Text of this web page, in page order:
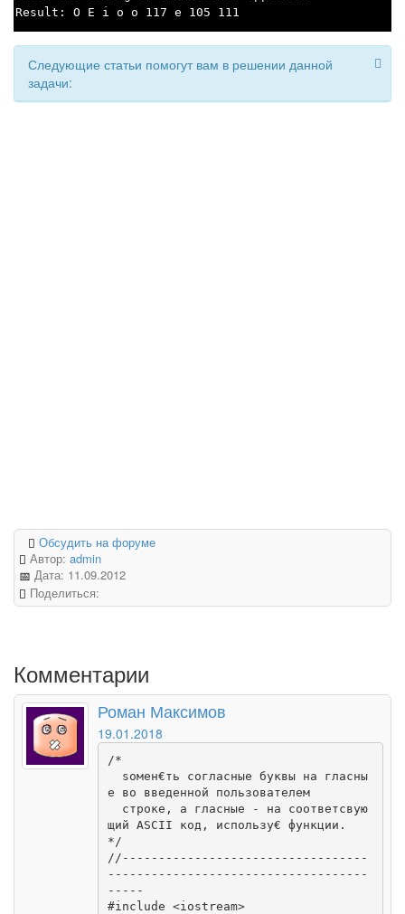
Result: O E i o o 117 e 105 111
Следующие статьи помогут вам в решении данной
задачи:
Обсудить на форуме
Автор: admin
Дата: 11.09.2012
Поделиться:
Комментарии
Роман Максимов
19.01.2018
/*
е во введенной пользователем
щий ASCII код, использу€ функции.
*/
//----------------------------------
------------------------------------
-----
#include <iostream>